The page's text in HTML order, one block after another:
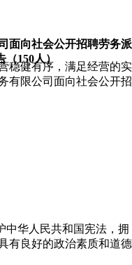
面向社会公开招聘劳务派
150人）
健有序，满足经营的实
有限公司面向社会公开招
华人民共和国宪法，拥
有良好的政治素质和道德